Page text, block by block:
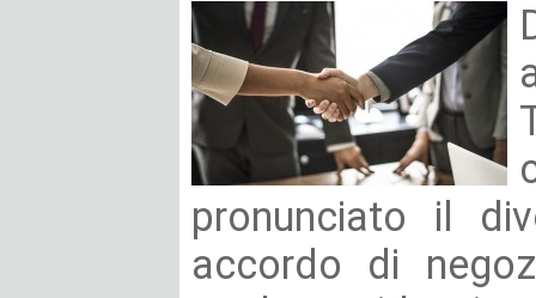
pronunciato il
accordo di